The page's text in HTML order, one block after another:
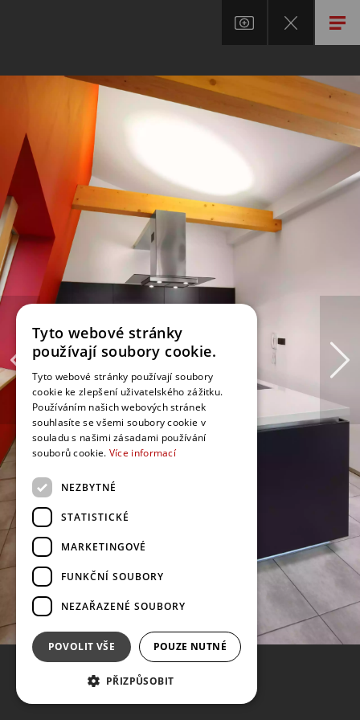
Tyto webové stránky
používají soubory cookie.
Tyto webové stránky používají soubory
cookie ke zlepšení uživatelského zážitku.
Používáním našich webových stránek
souhlasíte se všemi soubory cookie v
souladu s našimi zásadami používání
souborů cookie. Více informací
NEZBYTNÉ
STATISTICKÉ
MARKETINGOVÉ
FUNKČNÍ SOUBORY
NEZAŘAZENÉ SOUBORY
POVOLIT VŠE POUZE NUTNÉ
PŘIZPŮSOBIT